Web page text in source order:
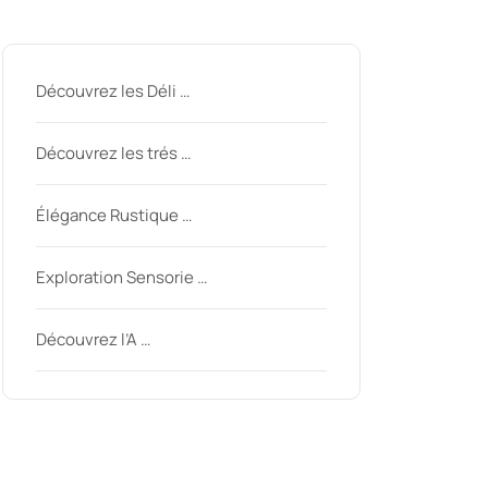
Découvrez les Déli …
Découvrez les trés …
Élégance Rustique …
Exploration Sensorie …
Découvrez l’A …